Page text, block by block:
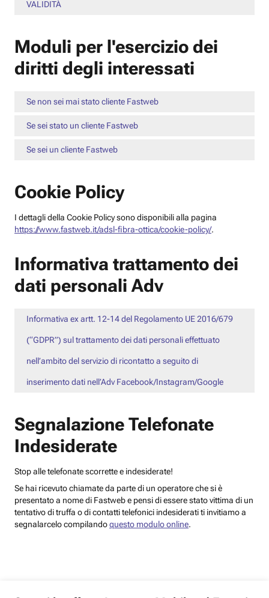
VALIDITÀ
Moduli per l'esercizio dei
diritti degli interessati
Se non sei mai stato cliente Fastweb
Se sei stato un cliente Fastweb
Se sei un cliente Fastweb
Cookie Policy
I dettagli della Cookie Policy sono disponibili alla pagina
https://www.fastweb.it/adsl-fibra-ottica/cookie-policy/.
Informativa trattamento dei
dati personali Adv
Informativa ex artt. 12-14 del Regolamento UE 2016/679
(“GDPR”) sul trattamento dei dati personali effettuato
nell’ambito del servizio di ricontatto a seguito di
inserimento dati nell’Adv Facebook/Instagram/Google
Segnalazione Telefonate
Indesiderate
Stop alle telefonate scorrette e indesiderate!
Se hai ricevuto chiamate da parte di un operatore che si è
presentato a nome di Fastweb e pensi di essere stato vittima di un
tentativo di truffa o di contatti telefonici indesiderati ti invitiamo a
segnalarcelo compilandoquesto modulo online.